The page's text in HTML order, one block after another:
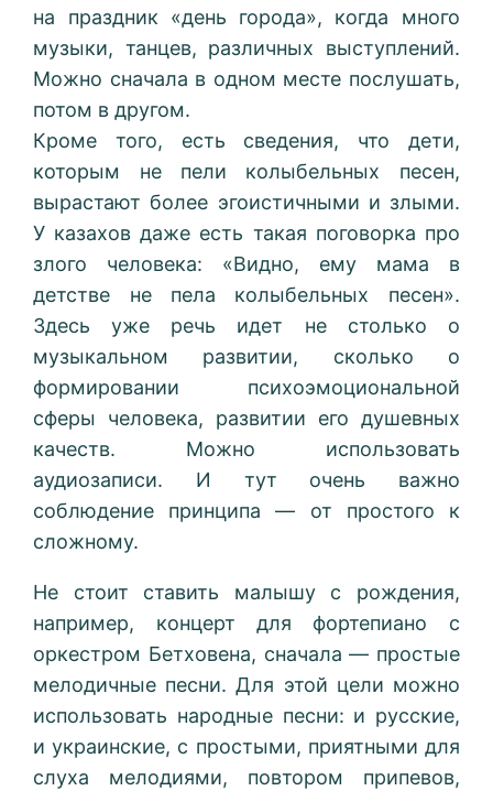
на праздник «день города», когда много
музыки, танцев, различных выступлений.
Можно сначала в одном месте послушать,
потом в другом.
Кроме того, есть сведения, что дети,
которым не пели колыбельных песен,
вырастают более эгоистичными и злыми.
У казахов даже есть такая поговорка про
злого человека: «Видно, ему мама в
детстве не пела колыбельных песен».
Здесь уже речь идет не столько о
музыкальном развитии, сколько о
формировании психоэмоциональной
сферы человека, развитии его душевных
качеств. Можно использовать
аудиозаписи. И тут очень важно
соблюдение принципа — от простого к
сложному.
Не стоит ставить малышу с рождения,
например, концерт для фортепиано с
оркестром Бетховена, сначала — простые
мелодичные песни. Для этой цели можно
использовать народные песни: и русские,
и украинские, с простыми, приятными для
слуха мелодиями, повтором припевов,